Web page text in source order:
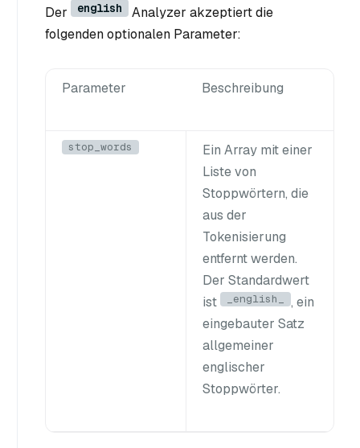
Der english
Analyzer akzeptiert die
folgenden optionalen Parameter:
Parameter Beschreibung
stop_words
Ein Array mit einer
Liste von
Stoppwörtern, die
aus der
Tokenisierung
entfernt werden.
Der Standardwert
ist
_english_
, ein
eingebauter Satz
allgemeiner
englischer
Stoppwörter.